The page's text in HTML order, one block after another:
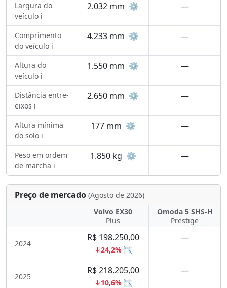
Largura do
veículo ℹ️
2.032 mm ⚙️ —
Comprimento
do veículo ℹ️
4.233 mm ⚙️ —
Altura do
veículo ℹ️
1.550 mm ⚙️ —
Distância entre-
eixos ℹ️
2.650 mm ⚙️ —
Altura mínima
do solo ℹ️
177 mm ⚙️ —
Peso em ordem
de marcha ℹ️
1.850 kg ⚙️ —
Preço de mercado (Agosto de 2026)
Volvo EX30
Plus
Omoda 5 SHS-H
Prestige
2024
R$ 198.250,00
↓24,2% 📉
—
2025
R$ 218.205,00
↓10,6% 📉
—